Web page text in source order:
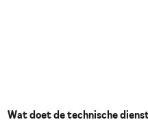
Wat doet de technische